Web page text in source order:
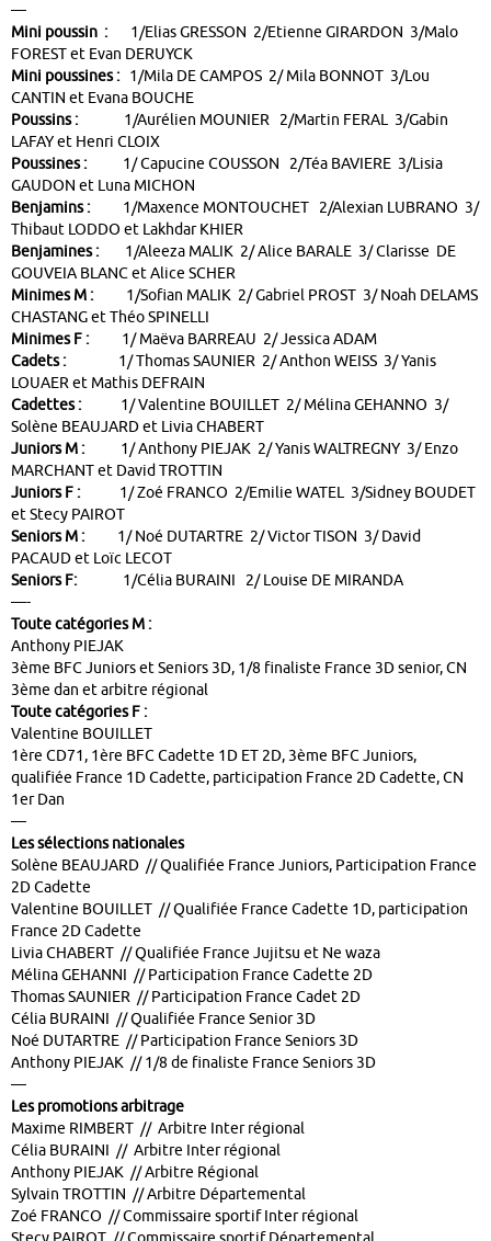
—
Mini poussin :
1/Elias GRESSON 2/Etienne GIRARDON 3/Malo
FOREST et Evan DERUYCK
Mini poussines : 1/Mila DE CAMPOS 2/ Mila BONNOT 3/Lou
CANTIN et Evana BOUCHE
Poussins :1/Aurélien MOUNIER 2/Martin FERAL 3/Gabin
LAFAY et Henri CLOIX
Poussines :
1/ Capucine COUSSON 2/Téa BAVIERE 3/Lisia
GAUDON et Luna MICHON
Benjamins :
1/Maxence MONTOUCHET 2/Alexian LUBRANO 3/
Thibaut LODDO et Lakhdar KHIER
Benjamines :
1/Aleeza MALIK 2/ Alice BARALE 3/ Clarisse DE
GOUVEIA BLANC et Alice SCHER
Minimes M :
1/Sofian MALIK 2/ Gabriel PROST 3/ Noah DELAMS
CHASTANG et Théo SPINELLI
Minimes F :
1/ Maëva BARREAU 2/ Jessica ADAM
Cadets :
1/ Thomas SAUNIER 2/ Anthon WEISS 3/ Yanis
LOUAER et Mathis DEFRAIN
Cadettes :
1/ Valentine BOUILLET 2/ Mélina GEHANNO 3/
Solène BEAUJARD et Livia CHABERT
Juniors M :1/ Anthony PIEJAK 2/ Yanis WALTREGNY 3/ Enzo
MARCHANT et David TROTTIN
Juniors F :
1/ Zoé FRANCO 2/Emilie WATEL 3/Sidney BOUDET
et Stecy PAIROT
Seniors M :
1/ Noé DUTARTRE 2/ Victor TISON 3/ David
PACAUD et Loïc LECOT
Seniors F:
1/Célia BURAINI 2/ Louise DE MIRANDA
—-
Toute catégories M :
Anthony PIEJAK
3ème BFC Juniors et Seniors 3D, 1/8 finaliste France 3D senior, CN
3ème dan et arbitre régional
Toute catégories F :
Valentine BOUILLET
1ère CD71, 1ère BFC Cadette 1D ET 2D, 3ème BFC Juniors,
qualifiée France 1D Cadette, participation France 2D Cadette, CN
1er Dan
—
Les sélections nationales
Solène BEAUJARD // Qualifiée France Juniors, Participation France
2D Cadette
Valentine BOUILLET // Qualifiée France Cadette 1D, participation
France 2D Cadette
Livia CHABERT // Qualifiée France Jujitsu et Ne waza
Mélina GEHANNI // Participation France Cadette 2D
Thomas SAUNIER // Participation France Cadet 2D
Célia BURAINI // Qualifiée France Senior 3D
Noé DUTARTRE // Participation France Seniors 3D
Anthony PIEJAK // 1/8 de finaliste France Seniors 3D
—
Les promotions arbitrage
Maxime RIMBERT // Arbitre Inter régional
Célia BURAINI // Arbitre Inter régional
Anthony PIEJAK // Arbitre Régional
Sylvain TROTTIN // Arbitre Départemental
Zoé FRANCO // Commissaire sportif Inter régional